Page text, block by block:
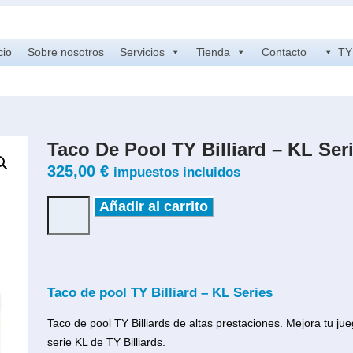
Sobre nosotros Servicios Tienda Contacto
Taco De Pool TY Billiard – KL
325,00 € impuestos incluidos
Añadir al carrito
Taco de pool TY Billiard – KL Series
Taco de pool TY Billiards de altas prestaciones. Mejora tu
serie KL de TY Billiards.